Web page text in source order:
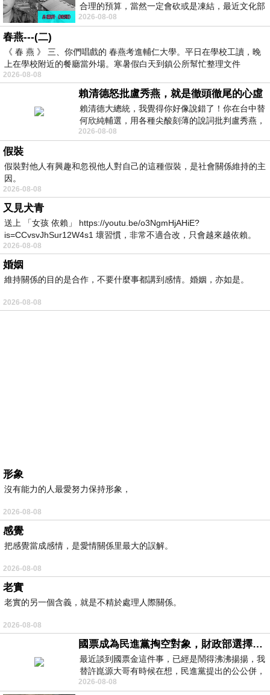
合理的預算，當然一定會砍或是凍結，最近文化部
要編列公視和Taiwan plus預算，在110年
2026-08-08
春燕---(二)
《 春 燕 》 三、你們唱戲的 春燕考進輔仁大學。平日在學校工讀，晚
上在學校附近的餐廳當外場。寒暑假白天到鎮公所幫忙整理文件
2026-08-08
賴清德怒批盧秀燕，就是徹頭徹尾的心虛
賴清德大總統，我覺得你好像說錯了！你在台中替
何欣純輔選，用各種尖酸刻薄的說詞批判盧秀燕，
罵她施政滿意度輸給陳其邁，甚至還說盧
2026-08-08
假裝
假裝對他人有興趣和忽視他人對自己的這種假裝，是社會關係維持的主
因。
2026-08-08
又見犬青
送上 「女孩 依賴」 https://youtu.be/o3NgmHjAHiE?
is=CCvsvJhSur12W4s1 壞習慣，非常不適合改，只會越來越依賴。
我害怕的
2026-08-08
婚姻
維持關係的目的是合作，不要什麼事都講到感情。婚姻，亦如是。
2026-08-08
形象
沒有能力的人最愛努力保持形象，
2026-08-08
感覺
把感覺當成感情，是愛情關係里最大的誤解。
2026-08-08
老實
老實的另一個含義，就是不精於處理人際關係。
2026-08-08
國票成為民進黨掏空對象，財政部選擇性失憶
最近談到國票金這件事，已經是鬧得沸沸揚揚，我
替許崑源大哥有時候在想，民進黨提出的公公併，
其實就是想要國庫通黨庫，鬧出最大的醜
2026-08-08